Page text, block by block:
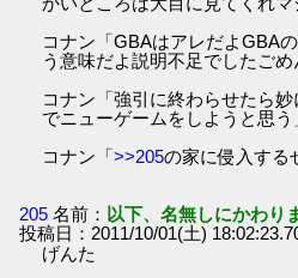
コナン「GBAはアレだよGBA
う意味だよ説明不足でしたごめ
コナン「強引に終わらせたら
でニューゲームをしようと思う
コナン「>>205の家に侵入する
205 名前： 以下、名無しにかわり
投稿日：2011/10/01(土)
げんた